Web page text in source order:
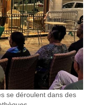
se déroulent dans des